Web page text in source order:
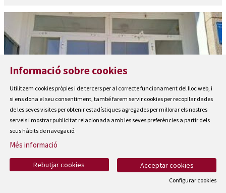
Espai Jove l'Estartit
Informació sobre cookies
Utilitzem cookies pròpies i de tercers per al correcte funcionament del lloc web, i
si ens dona el seu consentiment, també farem servir cookies per recopilar dades
de les seves visites per obtenir estadístiques agregades per millorar els nostres
serveis i mostrar publicitat relacionada amb les seves preferències a partir dels
seus hàbits de navegació.
Més informació
Acceptar cookies
Rebutjar cookies
Configurar cookies